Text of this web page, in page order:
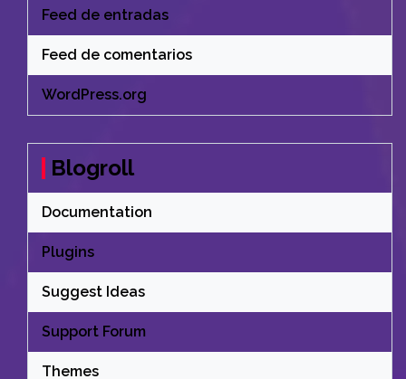
Feed de entradas
Feed de comentarios
WordPress.org
Blogroll
Documentation
Plugins
Suggest Ideas
Support Forum
Themes